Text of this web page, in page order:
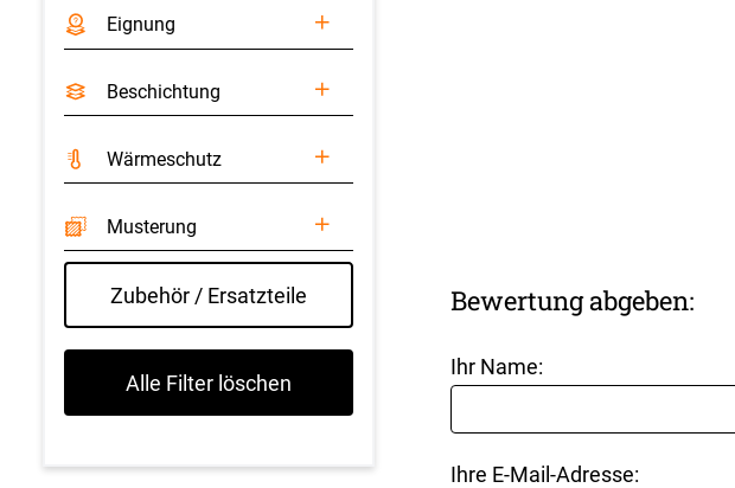
Eignung
Beschichtung
Wärmeschutz
Musterung
Zubehör / Ersatzteile
Alle Filter löschen
Bewertung abgeben:
Ihr Name:
Ihre E-Mail-Adresse: